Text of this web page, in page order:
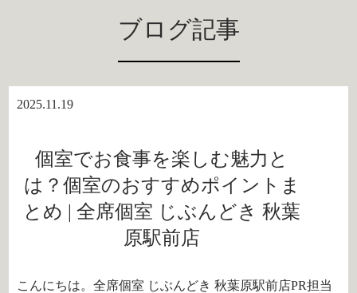
ブログ記事
2025.11.19
個室でお食事を楽しむ魅力と
は？個室のおすすめポイントま
とめ | 全席個室 じぶんどき 秋葉
原駅前店
こんにちは。全席個室 じぶんどき 秋葉原駅前店PR担当